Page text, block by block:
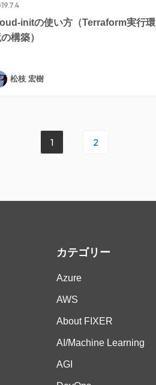
initの使い方（Terraform実行環
構築）
松枝 宏樹
1 2
カテゴリー
Azure
AWS
About FIXER
AI/Machine Learning
AGI